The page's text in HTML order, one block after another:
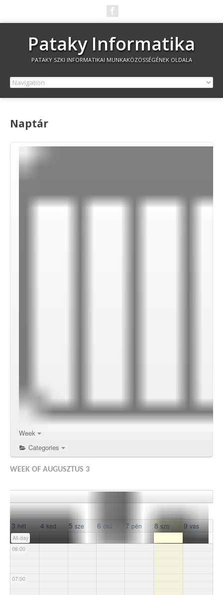
Pataky Informatika
PATAKY SZKI INFORMATIKAI MUNKAKÖZÖSSÉGÉNEK OLDALA
Naptár
Week
Categories
WEEK OF AUGUSZTUS 3
3 hét 4 ked 5 sze 6 csü 7 pén 8 szo 9 vas
All-day
02:00
03:00
04:00
05:00
06:00
07:00